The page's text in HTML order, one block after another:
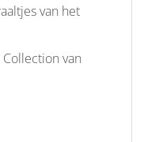
van het
van